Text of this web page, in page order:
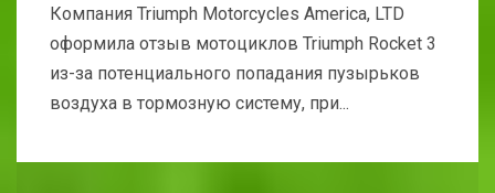
Компания Triumph Motorcycles America, LTD
оформила отзыв мотоциклов Triumph Rocket 3
из-за потенциального попадания пузырьков
воздуха в тормозную систему, при...